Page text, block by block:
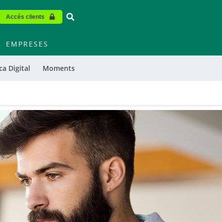
Accés clients Vinculo - Buscar en la web
Digital Moments
EMPRESES